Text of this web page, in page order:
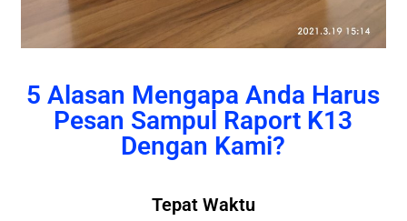
5 Alasan Mengapa Anda Harus
Pesan Sampul Raport K13
Dengan Kami?
Tepat Waktu